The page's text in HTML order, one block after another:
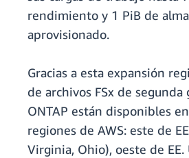
rendimiento y 1 PiB de
aprovisionado.
Gracias a esta expansión
de archivos FSx de segunda
ONTAP están disponibles
regiones de AWS: este de
Virginia, Ohio), oeste de